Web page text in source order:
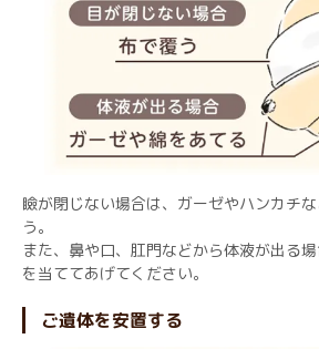
瞼が閉じない場合は、ガーゼやハンカチ
う。
また、鼻や口、肛門などから体液が出る
を当ててあげてください。
ご遺体を安置する